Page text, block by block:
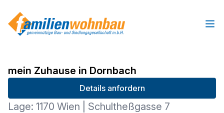
mein Zuhause in Dornbach
Details anfordern
Lage: 1170 Wien | Schultheßgasse 7